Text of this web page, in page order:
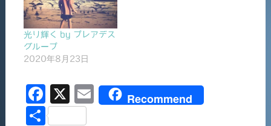
光り輝く by プレアデス
グループ
2020年8月23日
F
a
X
E
Recommend
共